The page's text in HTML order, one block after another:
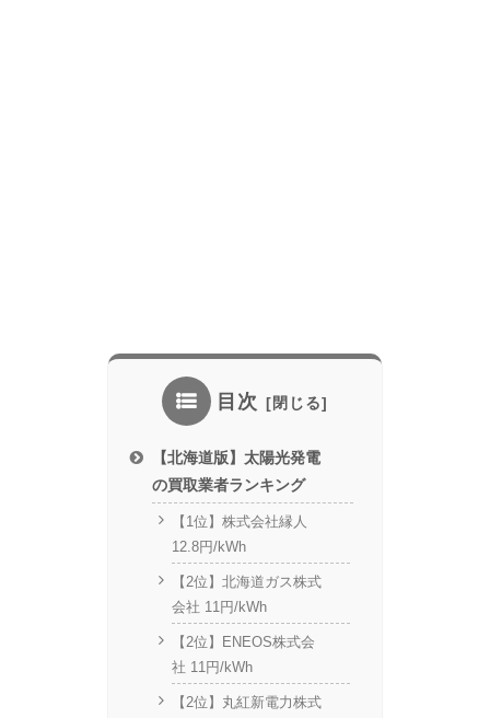
目次
【北海道版】太陽光発電
の買取業者ランキング
【1位】株式会社縁人
12.8円/kWh
【2位】北海道ガス株式
会社 11円/kWh
【2位】ENEOS株式会
社 11円/kWh
【2位】丸紅新電力株式